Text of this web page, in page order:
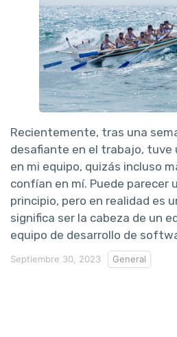
Recientemente, tras una
desafiante en el trabajo, tuve
en mi equipo, quizás incluso
confían en mí. Puede parecer
principio, pero en realidad es
significa ser la cabeza de un
equipo de desarrollo de
Septiembre 30, 2023 General